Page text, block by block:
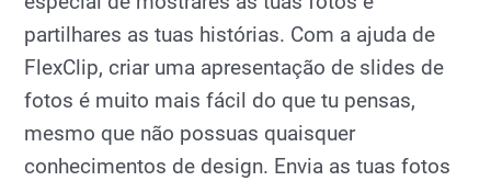
partilhares as tuas histórias. Com a ajuda de
FlexClip, criar uma apresentação de slides de
fotos é muito mais fácil do que tu pensas,
mesmo que não possuas quaisquer
conhecimentos de design. Envia as tuas fotos